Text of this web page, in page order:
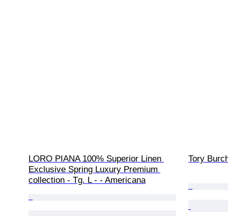
LORO PIANA 100% Superior Linen
Exclusive Spring Luxury Premium
collection - Tg. L - - Americana
Tory